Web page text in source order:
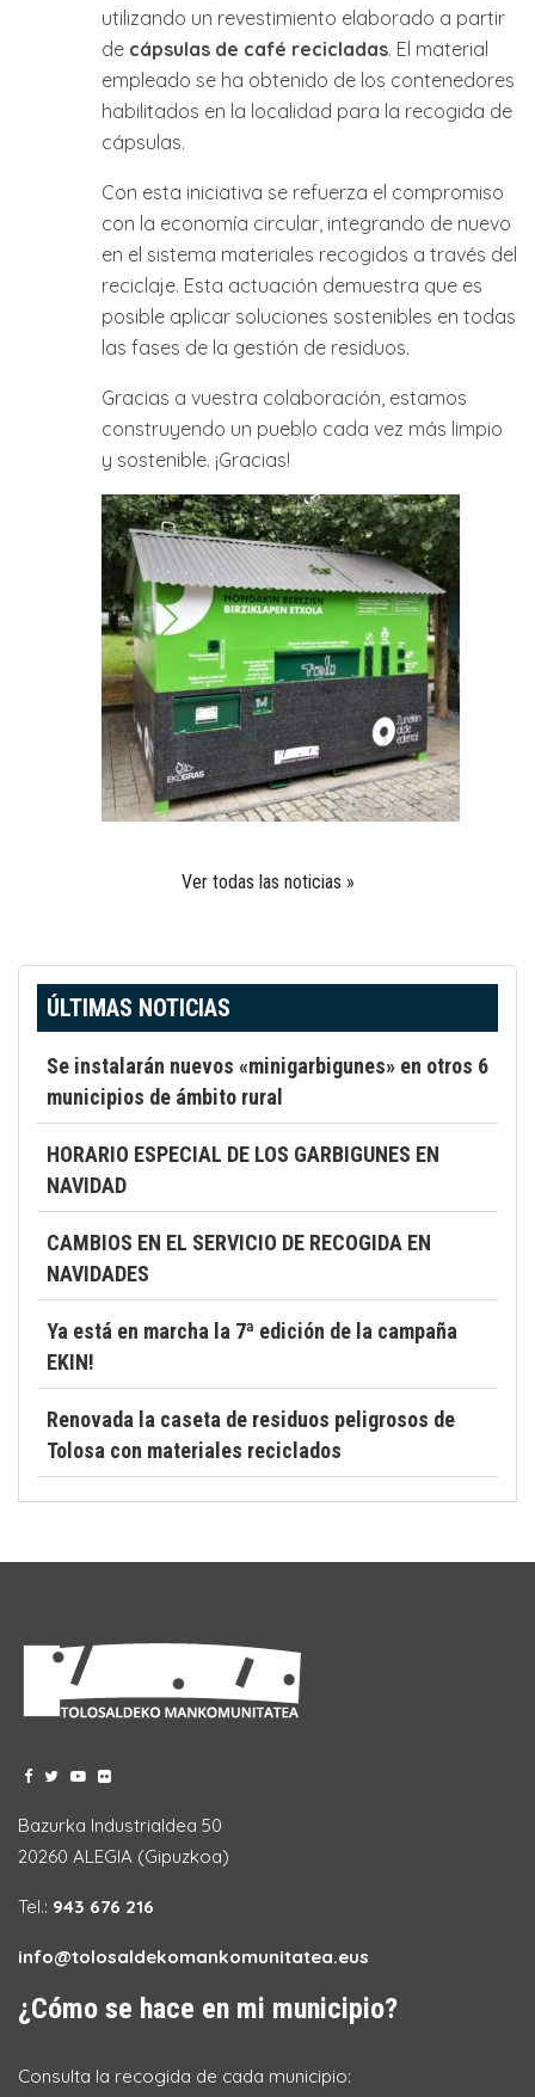
utilizando un revestimiento elaborado a partir
de cápsulas de café recicladas. El material
empleado se ha obtenido de los contenedores
habilitados en la localidad para la recogida de
cápsulas.
Con esta iniciativa se refuerza el compromiso
con la economía circular, integrando de nuevo
en el sistema materiales recogidos a través del
reciclaje. Esta actuación demuestra que es
posible aplicar soluciones sostenibles en todas
las fases de la gestión de residuos.
Gracias a vuestra colaboración, estamos
construyendo un pueblo cada vez más limpio
y sostenible. ¡Gracias!
Ver todas las noticias »
ÚLTIMAS NOTICIAS
Se instalarán nuevos «minigarbigunes» en otros 6
municipios de ámbito rural
HORARIO ESPECIAL DE LOS GARBIGUNES EN
NAVIDAD
CAMBIOS EN EL SERVICIO DE RECOGIDA EN
NAVIDADES
Ya está en marcha la 7ª edición de la campaña
EKIN!
Renovada la caseta de residuos peligrosos de
Tolosa con materiales reciclados
Bazurka Industrialdea 50
20260 ALEGIA (Gipuzkoa)
Tel.: 943 676 216
info@tolosaldekomankomunitatea.eus
¿Cómo se hace en mi municipio?
Consulta la recogida de cada municipio: